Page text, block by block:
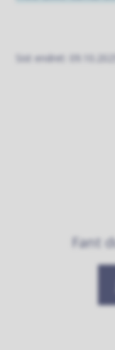
Sist endret
Fant